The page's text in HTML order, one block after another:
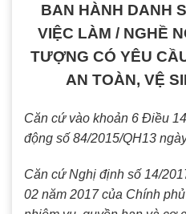
BAN HÀNH DANH
VIỆC LÀM / NGHỀ
TƯỢNG CÓ YÊU
AN TOÀN, VỆ
Căn cứ vào khoản 6 Điều
động số 84/2015/QH13
Căn cứ Nghị định số 14/
02 năm 2017 của Chính